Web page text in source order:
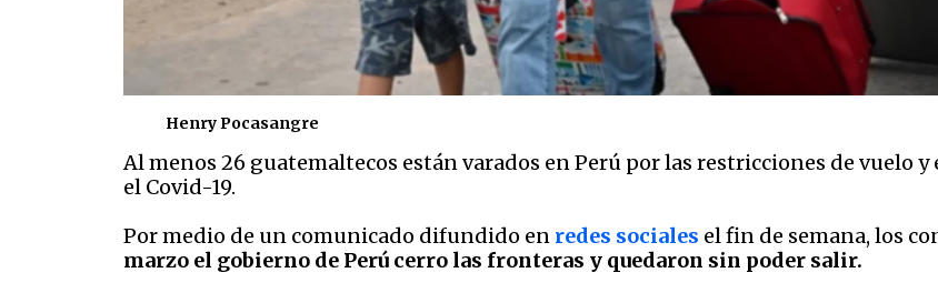
Henry Pocasangre
Al menos 26 guatemaltecos están varados en Perú por las restricciones de vuelo
el Covid-19.
Por medio de un comunicado difundido en redes sociales el fin de semana, los
marzo el gobierno de Perú cerro las fronteras y quedaron sin poder salir.